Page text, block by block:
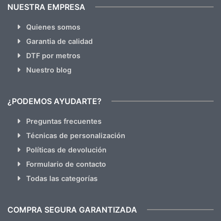
NUESTRA EMPRESA
Quienes somos
Garantia de calidad
DTF por metros
Nuestro blog
¿PODEMOS AYUDARTE?
Preguntas frecuentes
Técnicas de personalización
Políticas de devolución
Formulario de contacto
Todas las categorías
COMPRA SEGURA GARANTIZADA